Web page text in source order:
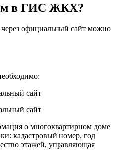
в ГИС ЖКХ?
официальный сайт можно
о многоквартирном доме
кадастровый номер, год
этажей, управляющая